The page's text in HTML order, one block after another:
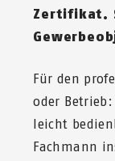
Zertifikat.
Für den
oder Betrieb:
leicht
Fachmann